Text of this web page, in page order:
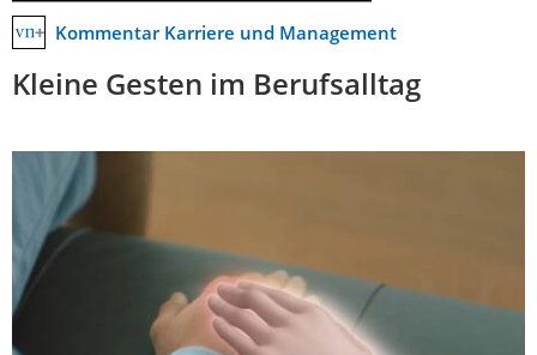
Kommentar Karriere und Management
Kleine Gesten im Berufsalltag